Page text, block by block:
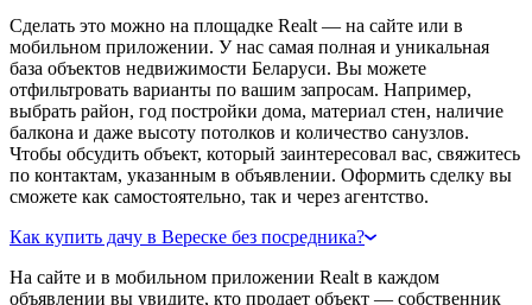
Сделать это можно на площадке Realt — на сайте или в
мобильном приложении. У нас самая полная и уникальная
база объектов недвижимости Беларуси. Вы можете
отфильтровать варианты по вашим запросам. Например,
выбрать район, год постройки дома, материал стен, наличие
балкона и даже высоту потолков и количество санузлов.
Чтобы обсудить объект, который заинтересовал вас, свяжитесь
по контактам, указанным в объявлении. Оформить сделку вы
сможете как самостоятельно, так и через агентство.
Как купить дачу в Вереске без посредника?
На сайте и в мобильном приложении Realt в каждом
объявлении вы увидите, кто продает объект — собственник